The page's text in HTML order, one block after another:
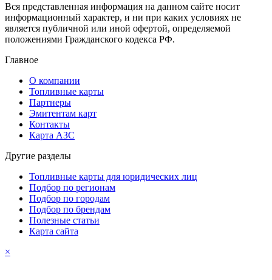
Вся представленная информация на данном сайте носит
информационный характер, и ни при каких условиях не
является публичной или иной офертой, определяемой
положениями Гражданского кодекса РФ.
Главное
О компании
Топливные карты
Партнеры
Эмитентам карт
Контакты
Карта АЗС
Другие разделы
Топливные карты для юридических лиц
Подбор по регионам
Подбор по городам
Подбор по брендам
Полезные статьи
Карта сайта
×